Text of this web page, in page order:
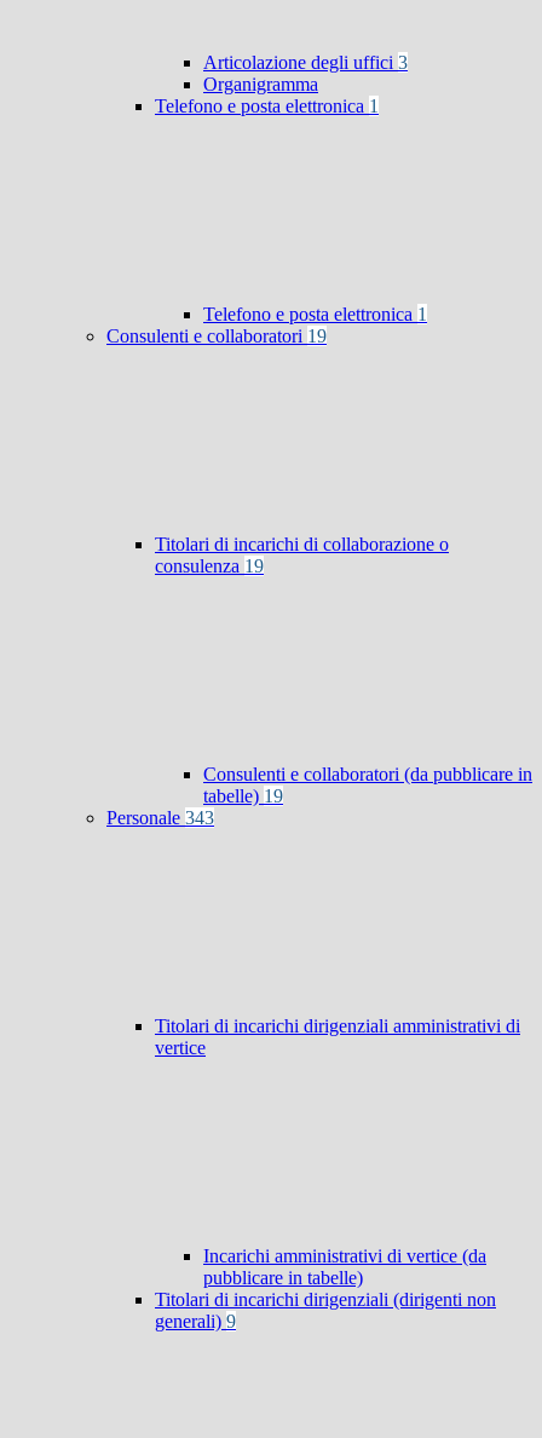
Articolazione degli uffici 3
Organigramma
Telefono e posta elettronica 1
Telefono e posta elettronica 1
Consulenti e collaboratori 19
Titolari di incarichi di collaborazione o
consulenza 19
Consulenti e collaboratori (da pubblicare in
tabelle) 19
Personale 343
Titolari di incarichi dirigenziali amministrativi di
vertice
Incarichi amministrativi di vertice (da
pubblicare in tabelle)
Titolari di incarichi dirigenziali (dirigenti non
generali) 9